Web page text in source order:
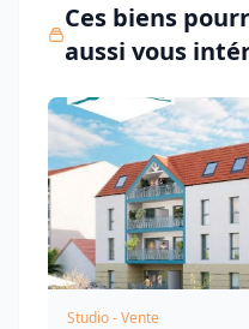
Ces biens
aussi vous
Studio - Vente